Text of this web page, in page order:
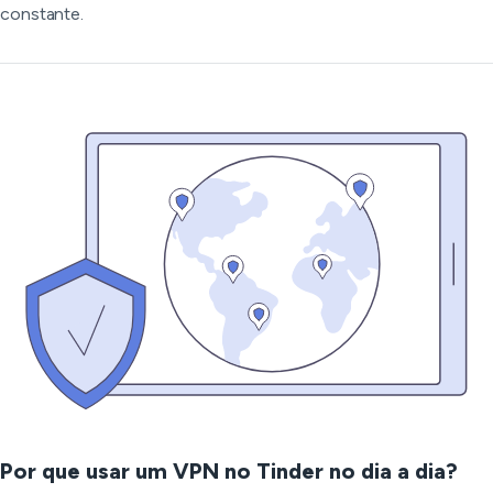
constante.
Por que usar um VPN no Tinder no dia a dia?